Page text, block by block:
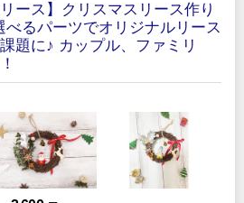
ース】クリスマスリース作り
るパーツでオリジナルリース
題に♪ カップル、ファミリ